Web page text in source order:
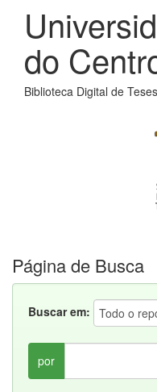
do
Biblioteca Digital de
Página de Busca
Buscar em:
por